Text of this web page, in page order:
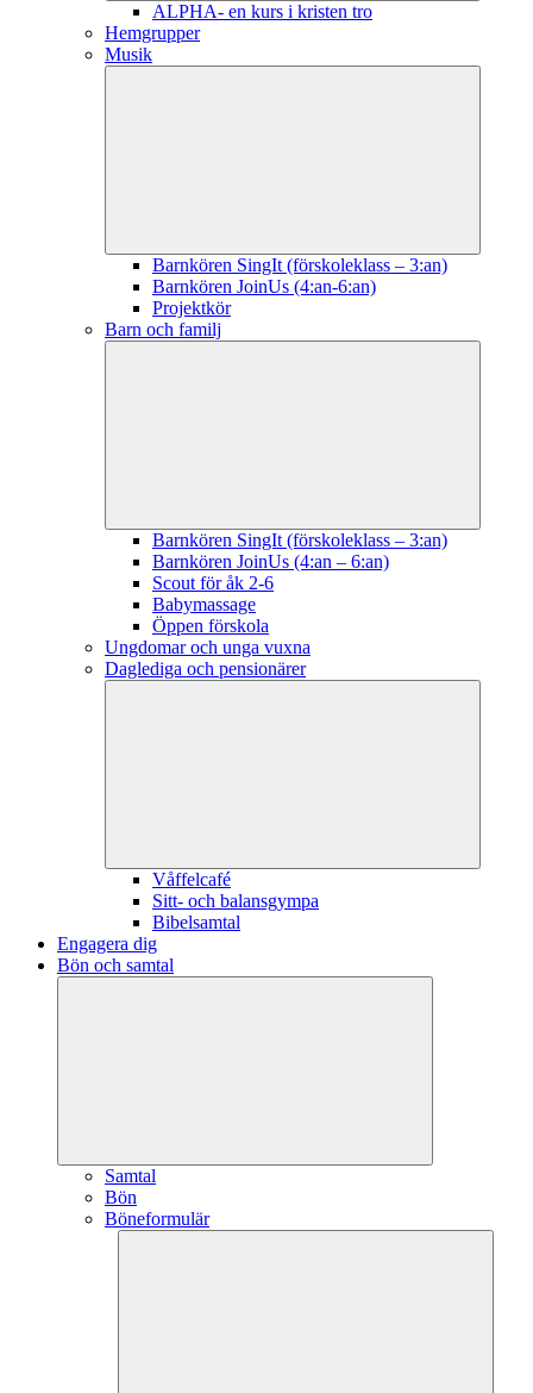
ALPHA- en kurs i kristen tro
Hemgrupper
Musik
Barnkören SingIt (förskoleklass – 3:an)
Barnkören JoinUs (4:an-6:an)
Projektkör
Barn och familj
Barnkören SingIt (förskoleklass – 3:an)
Barnkören JoinUs (4:an – 6:an)
Scout för åk 2-6
Babymassage
Öppen förskola
Ungdomar och unga vuxna
Daglediga och pensionärer
Våffelcafé
Sitt- och balansgympa
Bibelsamtal
Engagera dig
Bön och samtal
Samtal
Bön
Böneformulär